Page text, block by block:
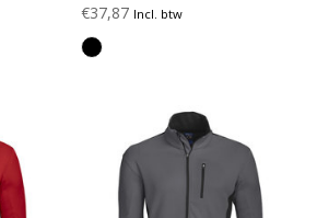
€37,87 Incl. btw